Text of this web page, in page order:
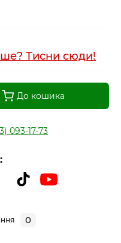
Тисни сюди!
До кошика
093-17-73
0